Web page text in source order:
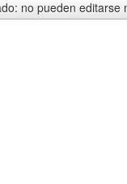
no pueden editarse